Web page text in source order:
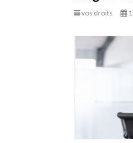
vos droits